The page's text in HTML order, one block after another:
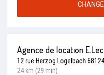
Agence de location
12 rue Herzog Logelbach 68124
24 km (29 min)